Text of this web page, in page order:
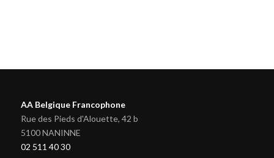
AA Belgique Francophone
Rue des Pieds d'Alouette, 42 b
5100 NANINNE
02 511 40 30